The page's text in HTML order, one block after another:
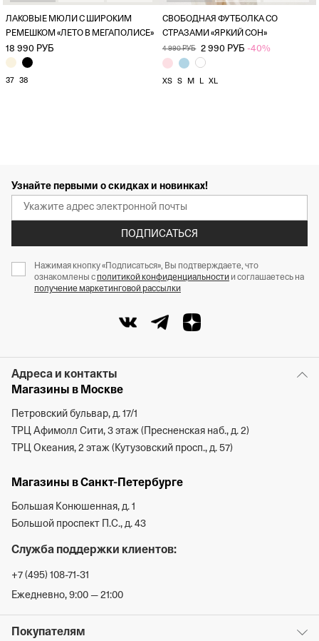
ЛАКОВЫЕ МЮЛИ С ШИРОКИМ
РЕМЕШКОМ «ЛЕТО В МЕГАПОЛИСЕ»
18 990 РУБ
37 38
СВОБОДНАЯ ФУТБОЛКА СО
СТРАЗАМИ «ЯРКИЙ СОН»
4 990 РУБ 2 990 РУБ -40%
XS S M L XL
Узнайте первыми о скидках и новинках!
ПОДПИСАТЬСЯ
Нажимая кнопку «Подписаться», Вы подтверждаете, что
ознакомлены с политикой конфиденциальности и соглашаетесь на
получение маркетинговой рассылки
Адреса и контакты
Магазины в Москве
Петровский бульвар, д. 17/1
ТРЦ Афимолл Сити, 3 этаж (Пресненская наб., д. 2)
ТРЦ Океания, 2 этаж (Кутузовский просп., д. 57)
Магазины в Санкт-Петербурге
Большая Конюшенная, д. 1
Большой проспект П.С., д. 43
Служба поддержки клиентов:
+7 (495) 108-71-31
Ежедневно, 9:00 — 21:00
Покупателям